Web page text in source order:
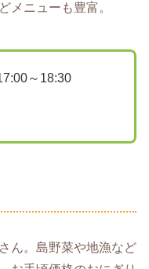
メニューも豊富。
～18:30
ん。島野菜や地漁など